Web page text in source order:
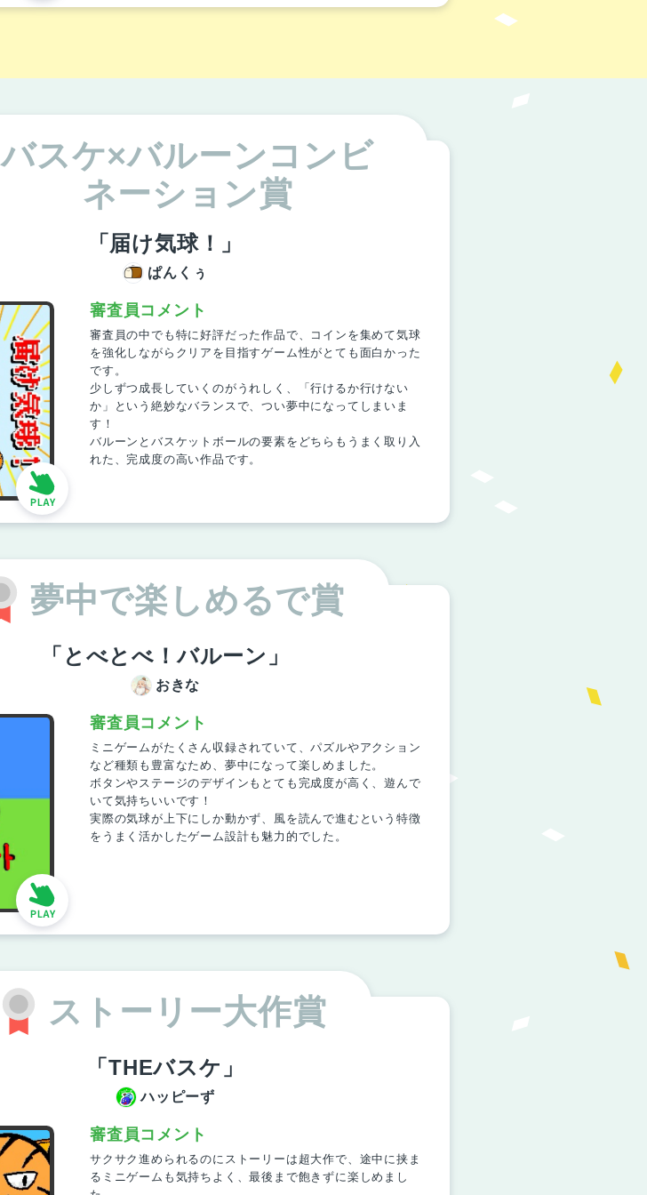
バスケ×バルーンコンビ
ネーション賞
「届け気球！」
ぱんくぅ
審査員コメント
審査員の中でも特に好評だった作品で、コインを集めて気球
を強化しながらクリアを目指すゲーム性がとても面白かった
です。
少しずつ成長していくのがうれしく、「行けるか行けない
か」という絶妙なバランスで、つい夢中になってしまいま
す！
バルーンとバスケットボールの要素をどちらもうまく取り入
れた、完成度の高い作品です。
夢中で楽しめるで賞
「とべとべ！バルーン」
おきな
審査員コメント
ミニゲームがたくさん収録されていて、パズルやアクション
など種類も豊富なため、夢中になって楽しめました。
ボタンやステージのデザインもとても完成度が高く、遊んで
いて気持ちいいです！
実際の気球が上下にしか動かず、風を読んで進むという特徴
をうまく活かしたゲーム設計も魅力的でした。
ストーリー大作賞
「THEバスケ」
ハッピーず
審査員コメント
サクサク進められるのにストーリーは超大作で、途中に挟ま
るミニゲームも気持ちよく、最後まで飽きずに楽しめまし